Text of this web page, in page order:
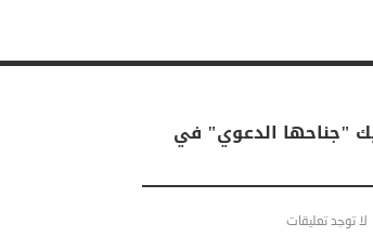
"جناحها الدعوي" في
لا توجد تعليقات